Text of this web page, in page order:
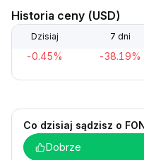
Historia ceny (USD)
Dzisiaj 7 dni
-0.45% -38.19%
Co dzisiaj sądzisz o
Dobrze